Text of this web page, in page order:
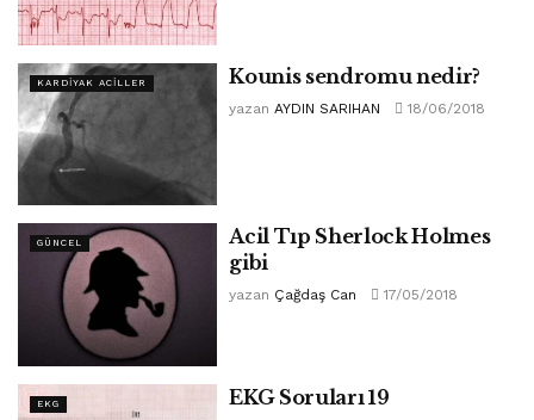
KARDIYAK ACILLER Kounis sendromu nedir?
yazan AYDIN SARIHAN 18/06/2018
GÜNCEL
Acil Tıp Sherlock Holmes
gibi
yazan Çağdaş Can 17/05/2018
EKG EKG Soruları 19